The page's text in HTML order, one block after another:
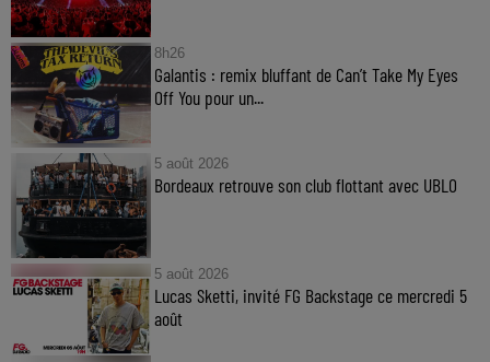
8h26
Galantis : remix bluffant de Can’t Take My Eyes
Off You pour un...
5 août 2026
Bordeaux retrouve son club flottant avec UBLO
5 août 2026
Lucas Sketti, invité FG Backstage ce mercredi 5
août